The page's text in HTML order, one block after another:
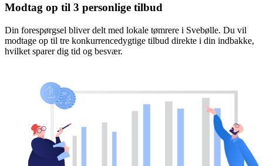
Modtag op til 3 personlige tilbud
Din forespørgsel bliver delt med lokale tømrere i Svebølle. Du vil
modtage op til tre konkurrencedygtige tilbud direkte i din indbakke,
hvilket sparer dig tid og besvær.